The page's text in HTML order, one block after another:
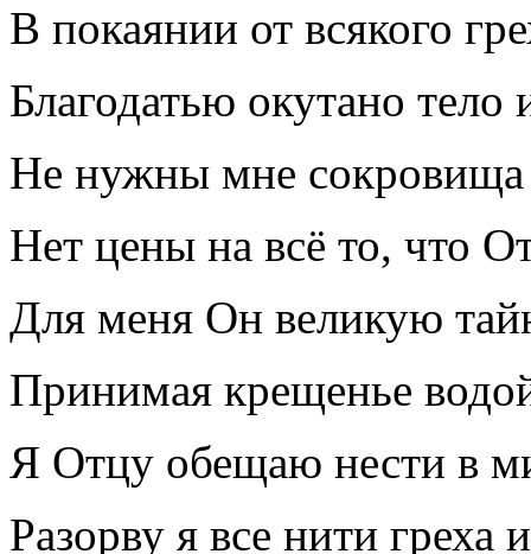
В покаянии от всякого
Благодатью окутано
Не нужны мне сокровища
Нет цены на всё то, что
Для меня Он великую
Принимая крещенье
Я Отцу обещаю нести в
Разорву я все нити греха